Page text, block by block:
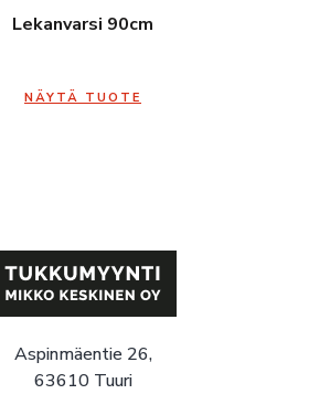
Lekanvarsi 90cm
NÄYTÄ TUOTE
Aspinmäentie 26,
63610 Tuuri